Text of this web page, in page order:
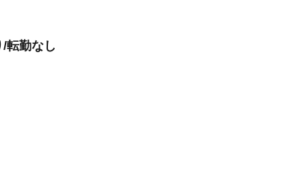
転勤なし